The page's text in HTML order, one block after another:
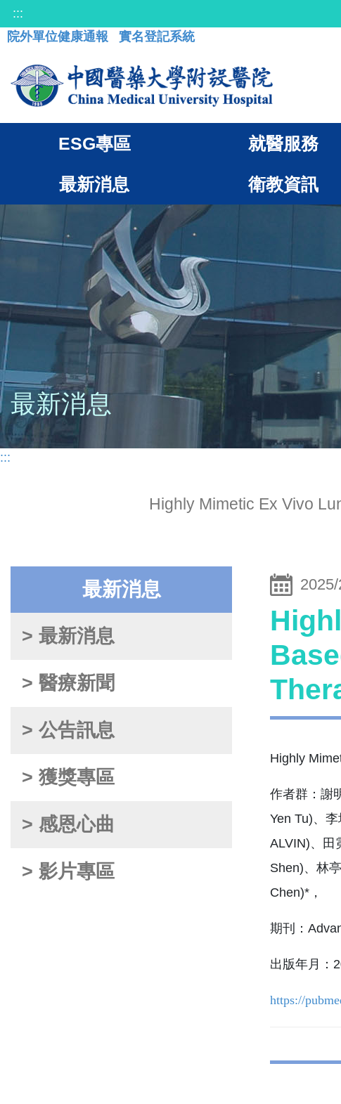
:::
院外單位健康通報
實名登記系統
ESG專區 就醫服務
最新消息 衛教資訊
最新消息
:::
Highly Mimetic Ex Vivo
最新消息
> 最新消息
> 醫療新聞
> 公告訊息
> 獲獎專區
> 感恩心曲
> 影片專區
Highly
作者群：謝
Yen Tu)、
ALVIN)、田
Shen)、林
Chen)*，
期刊：
出版年月：
https://